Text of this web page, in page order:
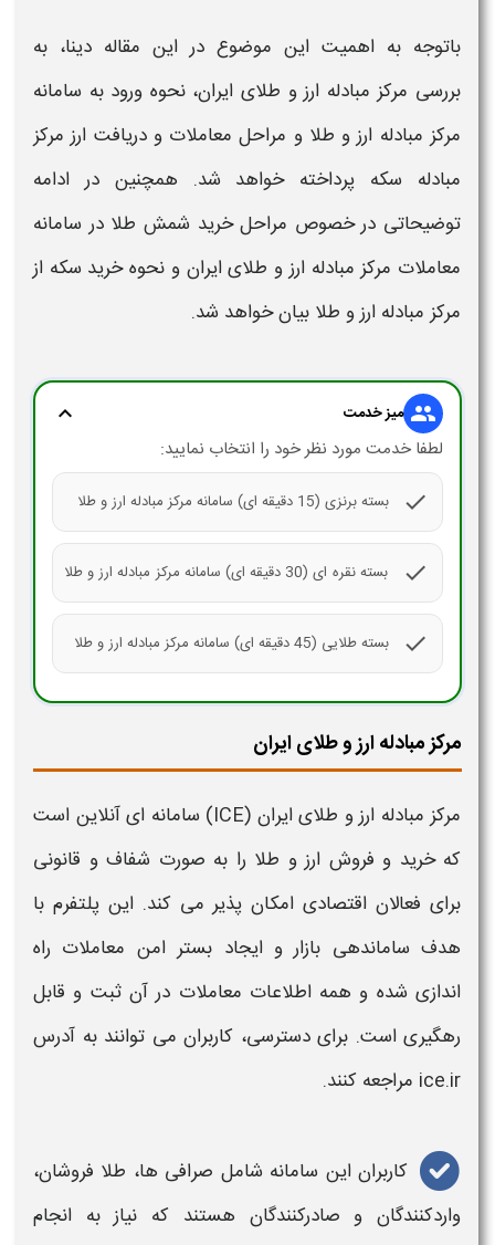
باتوجه به اهمیت این موضوع در این مقاله دینا، به
بررسی مرکز مبادله ارز و طلای ایران،نحوه ورود به سامانه
مرکز مبادله ارز و طلا و مراحل معاملاتو دریافت ارز مرکز
مبادله سکه پرداخته خواهد شد. همچنین در ادامه
توضیحاتی در خصوص مراحلخرید شمش طلادر سامانه
معاملات مرکز مبادله ارز و طلای ایران و نحوه خرید سکه از
مرکز مبادله ارز و طلا بیان خواهد شد.
group میز خدمت expand_more
لطفا خدمت مورد نظر خود را انتخاب نمایید:
check بسته برنزی (15 دقیقه ای) سامانه مرکز مبادله ارز و طلا
check بسته نقره ای (30 دقیقه ای) سامانه مرکز مبادله ارز و طلا
check بسته طلایی (45 دقیقه ای) سامانه مرکز مبادله ارز و طلا
مرکز مبادله ارز و طلای ایران
مرکز مبادله ارز و طلای ایران (ICE) سامانه‌ ای آنلاین است
کهخرید و فروش ارز و طلا را به‌ صورت شفاف و قانونی
برای فعالان اقتصادی امکان‌ پذیر می‌ کند. این پلتفرم با
هدف ساماندهی بازار و ایجاد بستر امن معاملات راه‌
اندازی شده و همه اطلاعات معاملات در آن ثبت و قابل
رهگیری است. برای دسترسی، کاربران می‌ توانند به آدرس
ice.ir مراجعه کنند.
کاربران این سامانه شامل صرافی‌ ها، طلا فروشان،
واردکنندگان و صادرکنندگان هستند که نیاز به انجام